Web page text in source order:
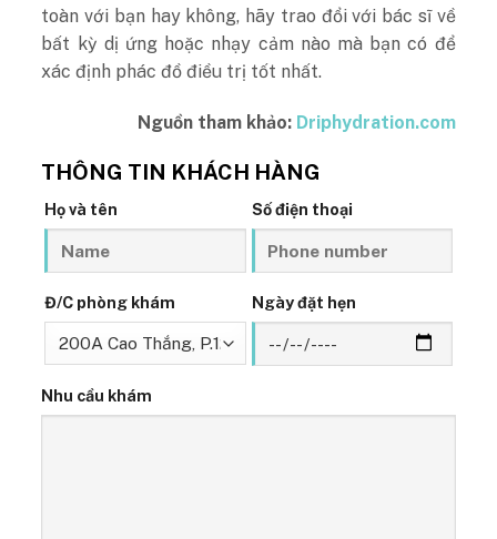
toàn với bạn hay không, hãy trao đổi với bác sĩ về
bất kỳ dị ứng hoặc nhạy cảm nào mà bạn có để
xác định phác đồ điều trị tốt nhất.
Nguồn tham khảo: Driphydration.com
THÔNG TIN KHÁCH HÀNG
Họ và tên Số điện thoại
Đ/C phòng khám Ngày đặt hẹn
Nhu cầu khám